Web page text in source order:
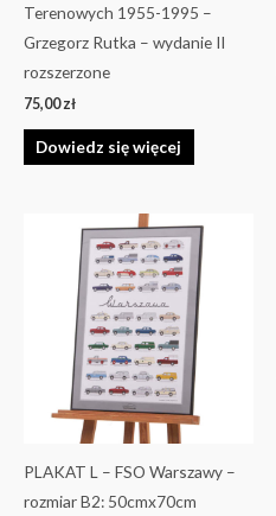
Terenowych 1955-1995 –
Grzegorz Rutka – wydanie II
rozszerzone
75,00zł
Dowiedz się więcej
PLAKAT L – FSO Warszawy –
rozmiar B2: 50cmx70cm